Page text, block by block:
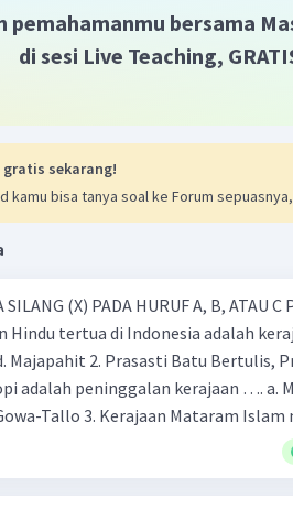
·0.0(0) Balas
pemahamanmu bersama
di sesi Live Teaching,
gratis sekarang!
kamu bisa tanya soal ke Forum
(X) PADA HURUF A, B, ATAU C
Hindu tertua di Indonesia adalah
Majapahit 2. Prasasti Batu Bertulis,
adalah peninggalan kerajaan …. a.
Tallo 3. Kerajaan Mataram Islam
pemerintahan …. a. Hayam Wuruk
Sultan Hasanudin 4. Kerajaan Islam